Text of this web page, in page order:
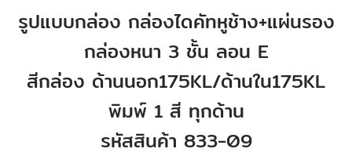
รูปแบบกล่อง กล่องไดคัทหูช้าง+แผ่นรอง
กล่องหนา 3 ชั้น ลอน E
สีกล่อง ด้านนอก175KL/ด้านใน175KL
พิมพ์ 1 สี ทุกด้าน
รหัสสินค้า 833-09